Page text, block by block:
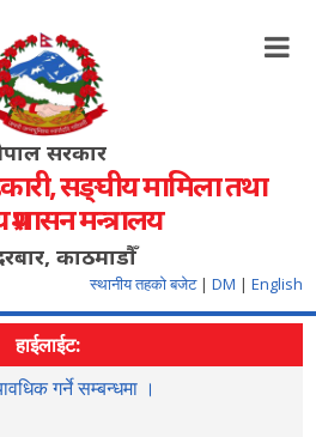
सरकार
सङ्‍घीय मामिला तथा
मन्त्रालय
काठमाडौँ
स्थानीय तहको बजेट | DM | English
हाईलाईट:
गर्ने सम्बन्धमा ।